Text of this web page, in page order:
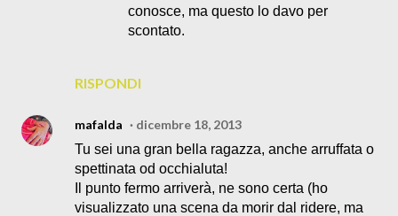
RISPONDI
conosce, ma questo lo davo per
scontato.
mafalda
dicembre 18, 2013
Tu sei una gran bella ragazza, anche arruffata o
spettinata od occhialuta!
Il punto fermo arriverà, ne sono certa (ho
visualizzato una scena da morir dal ridere, ma